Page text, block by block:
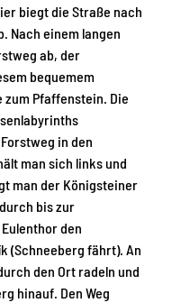
biegt die Straße nach
Nach einem langen
ab, der
bequemem
zum Pfaffenstein. Die
in den
man sich links und
man der Königsteiner
bis zur
den
(Schneeberg fährt). An
den Ort radeln und
hinauf. Den Weg